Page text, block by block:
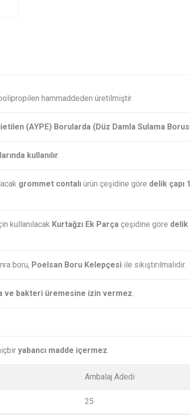
hammaddeden üretilmiştir.
(AYPE) Borularda (Düz Damla Sulama
kullanılır.
grommet contalı ürün çeşidine göre delik çapı
kullanılacak Kurtağzı Ek Parça çeşidine göre delik
boru, Poelsan Boru Kelepçesi ile sıkıştırılmalıdır.
ve bakteri üremesine izin vermez.
yabancı madde içermez.
Ambalaj Adedi
25